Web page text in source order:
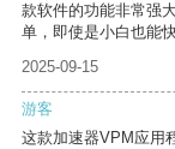
款软件的功能非常强
单，即使是小白也能快
2025-09-15
游客
这款加速器VPM应用